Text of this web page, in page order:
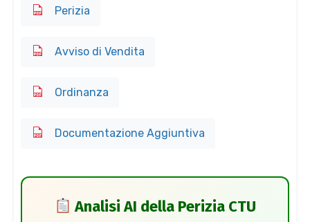
Perizia
Avviso di Vendita
Ordinanza
Documentazione Aggiuntiva
Analisi AI della Perizia CTU